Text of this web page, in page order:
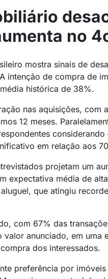
no
mostra sinais de
intenção de compra de
histórica de 38%.
nas aquisições, com
12 meses.
em relação aos
projetam um
expectativa média de
que atingiu
com 67% das
anunciado, em uma
dos interessados.
preferência por